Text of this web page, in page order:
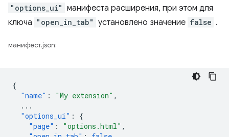
"options_ui" манифеста расширения, при этом для
ключа "open_in_tab" установлено значение false .
манифест.json:
{
"name" : "My extension" ,
...
"options_ui" :
{
"page" : "options.html" ,